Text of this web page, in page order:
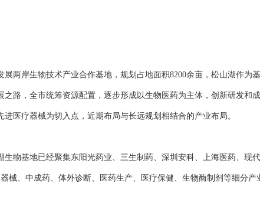
两岸生物技术产业合作基地，规划占地面积8200余亩，松山湖作为
路，全市统筹资源配置，逐步形成以生物医药为主体，创新研发和
医疗器械为切入点，近期布局与长远规划相结合的产业布局。
物基地已经聚集东阳光药业、三生制药、深圳安科、上海医药、现
械、中成药、体外诊断、医药生产、医疗保健、生物酶制剂等细分